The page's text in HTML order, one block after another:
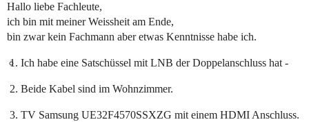
Hallo liebe Fachleute,
ich bin mit meiner Weissheit am Ende,
bin zwar kein Fachmann aber etwas Kenntnisse habe ich.
Ich habe eine Satschüssel mit LNB der Doppelanschluss hat -
Beide Kabel sind im Wohnzimmer.
TV Samsung UE32F4570SSXZG mit einem HDMI Anschluss.